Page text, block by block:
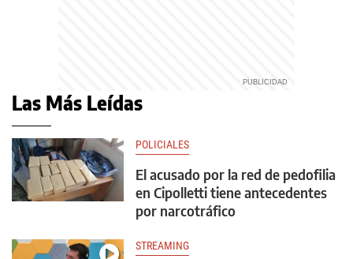
Las Más Leídas
POLICIALES
El acusado por la red de pedofilia
en Cipolletti tiene antecedentes
por narcotráfico
STREAMING